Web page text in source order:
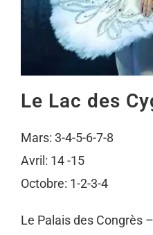
Le Lac des
Mars: 3-4-5-6-7-8
Avril: 14 -15
Octobre: 1-2-3-4
Le Palais des Congrès